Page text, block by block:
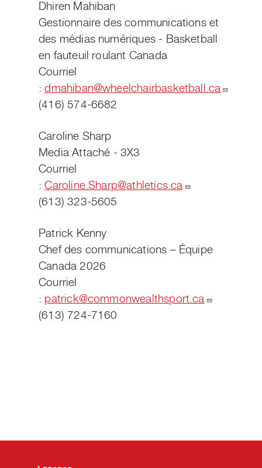
Dhiren Mahiban
Gestionnaire des communications et
des médias numériques - Basketball
en fauteuil roulant Canada
Courriel
:dmahiban@wheelchairbasketball.ca
(416) 574-6682
Caroline Sharp
Media Attaché - 3X3
Courriel
:Caroline.Sharp@athletics.ca
(613) 323-5605
Patrick Kenny
Chef des communications – Équipe
Canada 2026
Courriel
: patrick@commonwealthsport.ca
(613) 724-7160